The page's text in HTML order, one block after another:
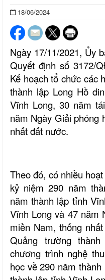
18/06/2024
Ngày 17/11/2021, Ủy
Quyết định số 3172/
Kế hoạch tổ chức các
thành lập Long Hồ
Vĩnh Long, 30 năm
năm Ngày Giải phóng
nhất đất nước.
Theo đó, có nhiều
kỷ niệm 290 năm
năm thành lập tỉnh
Vĩnh Long và 47 năm
miền Nam, thống
Quảng trường
chương trình nghệ
học về 290 năm